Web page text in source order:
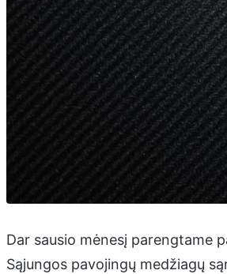
Dar sausio mėnesį parengtame
Sąjungos pavojingų medžiagų